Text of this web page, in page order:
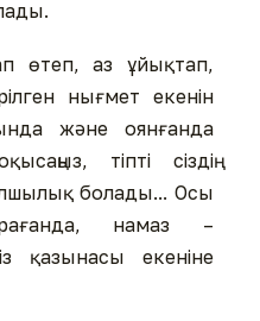
өтеп, аз ұйықтап,
нығмет екенін
жəне оянғанда
тіпті сіздің
болады... Осы
намаз –
қазынасы екеніне